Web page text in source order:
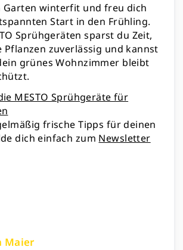
Garten winterfit und freu dich
Start in den Frühling.
Sprühgeräten sparst du Zeit,
Pflanzen zuverlässig und kannst
grünes Wohnzimmer bleibt
MESTO Sprühgeräte für
frische Tipps für deinen
dich einfach zum Newsletter
Maier